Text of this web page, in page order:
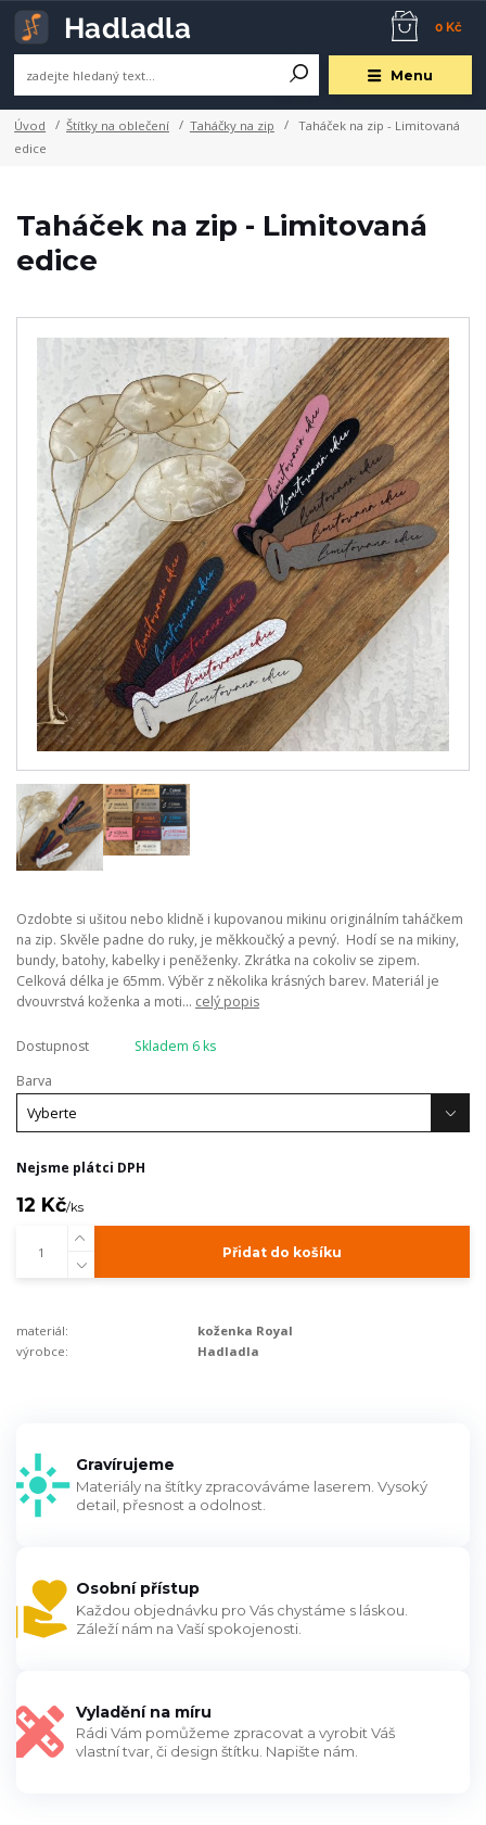
Menu
0 Kč
Úvod Štítky na oblečení Taháčky na zip
Taháček na zip - Limitovaná
edice
Taháček na zip - Limitovaná
edice
Ozdobte si ušitou nebo klidně i kupovanou mikinu originálním taháčkem
na zip. Skvěle padne do ruky, je měkkoučký a pevný. Hodí se na mikiny,
bundy, batohy, kabelky i peněženky. Zkrátka na cokoliv se zipem.
Celková délka je 65mm. Výběr z několika krásných barev. Materiál je
dvouvrstvá koženka a moti... celý popis
Dostupnost
Skladem 6 ks
Barva
Nejsme plátci DPH
12 Kč/ks
Přidat do košíku
materiál:
koženka Royal
výrobce:
Hadladla
Gravírujeme
Materiály na štítky zpracováváme laserem. Vysoký
detail, přesnost a odolnost.
Osobní přístup
Každou objednávku pro Vás chystáme s láskou.
Záleží nám na Vaší spokojenosti.
Vyladění na míru
Rádi Vám pomůžeme zpracovat a vyrobit Váš
vlastní tvar, či design štítku. Napište nám.